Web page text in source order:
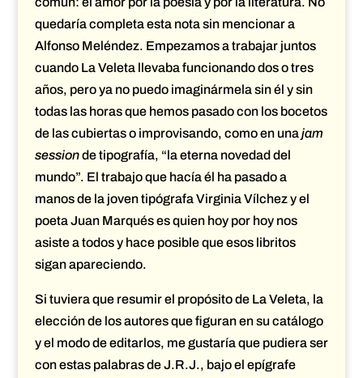
quedaría completa esta nota sin mencionar a
Alfonso Meléndez. Empezamos a trabajar juntos
cuando La Veleta llevaba funcionando dos o tres
años, pero ya no puedo imaginármela sin él y sin
todas las horas que hemos pasado con los bocetos
de las cubiertas o improvisando, como en unajam
sessionde tipografía, “la eterna novedad del
mundo”. El trabajo que hacía él ha pasado a
manos de la joven tipógrafa Virginia Vílchez y el
poeta Juan Marqués es quien hoy por hoy nos
asiste a todos y hace posible que esos libritos
sigan apareciendo.
Si tuviera que resumir el propósito de La Veleta, la
elección de los autores que figuran en su catálogo
y el modo de editarlos, me gustaría que pudiera ser
con estas palabras de J.R.J., bajo el epígrafe